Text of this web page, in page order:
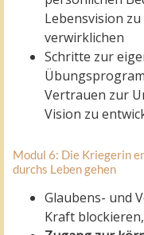
Lebensvision
verwirklichen
Schritte zur
Vertrauen zur
Vision zu
Modul 6: Die Kriegerin
durchs Leben gehen
Glaubens- und
Kraft